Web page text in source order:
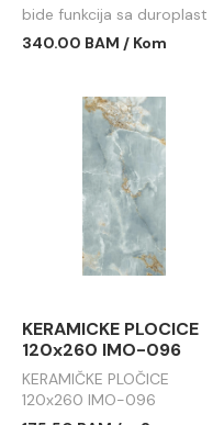
bide funkcija sa duroplast
soft close wc daskom
340.00 BAM / Kom
KERAMICKE PLOCICE
120x260 IMO-096
KERAMIČKE PLOČICE
120x260 IMO-096